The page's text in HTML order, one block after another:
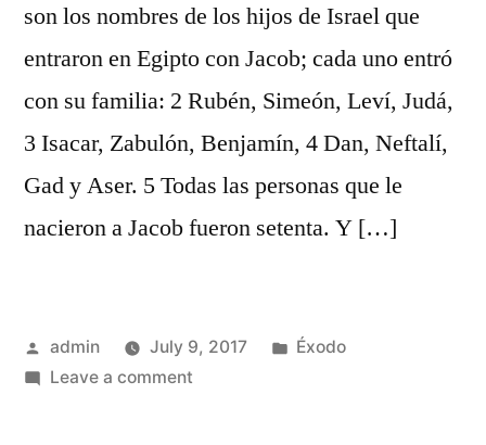
son los nombres de los hijos de Israel que
entraron en Egipto con Jacob; cada uno entró
con su familia: 2 Rubén, Simeón, Leví, Judá,
3 Isacar, Zabulón, Benjamín, 4 Dan, Neftalí,
Gad y Aser. 5 Todas las personas que le
nacieron a Jacob fueron setenta. Y […]
Posted
by
admin July 9, 2017
Posted
Éxodo
Leave a commenton